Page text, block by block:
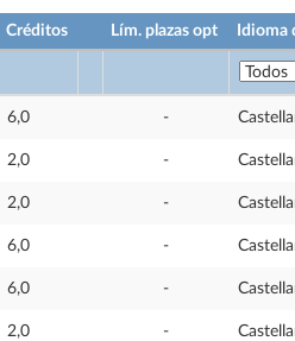
Créditos Lím. plazas opt Idioma
6,0 -
2,0 -
2,0 -
6,0 -
6,0 -
2,0 -